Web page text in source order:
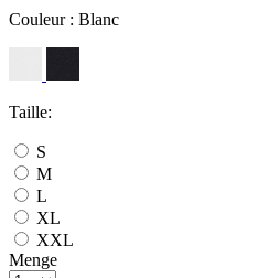
Couleur : Blanc
Taille:
S
M
L
XL
XXL
Menge